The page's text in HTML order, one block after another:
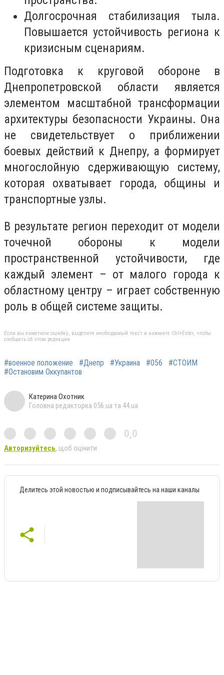
Долгосрочная стабилизация тыла.
Повышается устойчивость региона к
кризисным сценариям.
Подготовка к круговой обороне в
Днепропетровской области является
элементом масштабной трансформации
архитектуры безопасности Украины. Она
не свидетельствует о приближении
боевых действий к Днепру, а формирует
многослойную сдерживающую систему,
которая охватывает города, общины и
транспортные узлы.
В результате регион переходит от модели
точечной обороны к модели
пространственной устойчивости, где
каждый элемент – от малого города к
областному центру – играет собственную
роль в общей системе защиты.
Если вы заметили ошибку, выделите необходимый текст и нажмите Ctrl+Enter, чтобы
сообщить об этом редакции
#военное положение #Днепр #Украина #056
#СТОИМ
#Остановим Оккупантов
Катерина Охотник
Головна редакторка 056.ua та 44.ua
0,0
Авторизуйтесь, щоб оцінити
Делитесь этой новостью и подписывайтесь на наши каналы